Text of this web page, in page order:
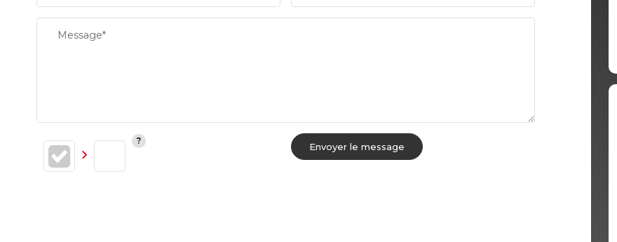
Message*
Envoyer le message